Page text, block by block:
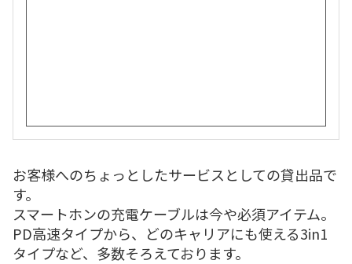
お客様へのちょっとしたサービスとしての貸出品で
す。
スマートホンの充電ケーブルは今や必須アイテム。
PD高速タイプから、どのキャリアにも使える3in1
タイプなど、多数そろえております。